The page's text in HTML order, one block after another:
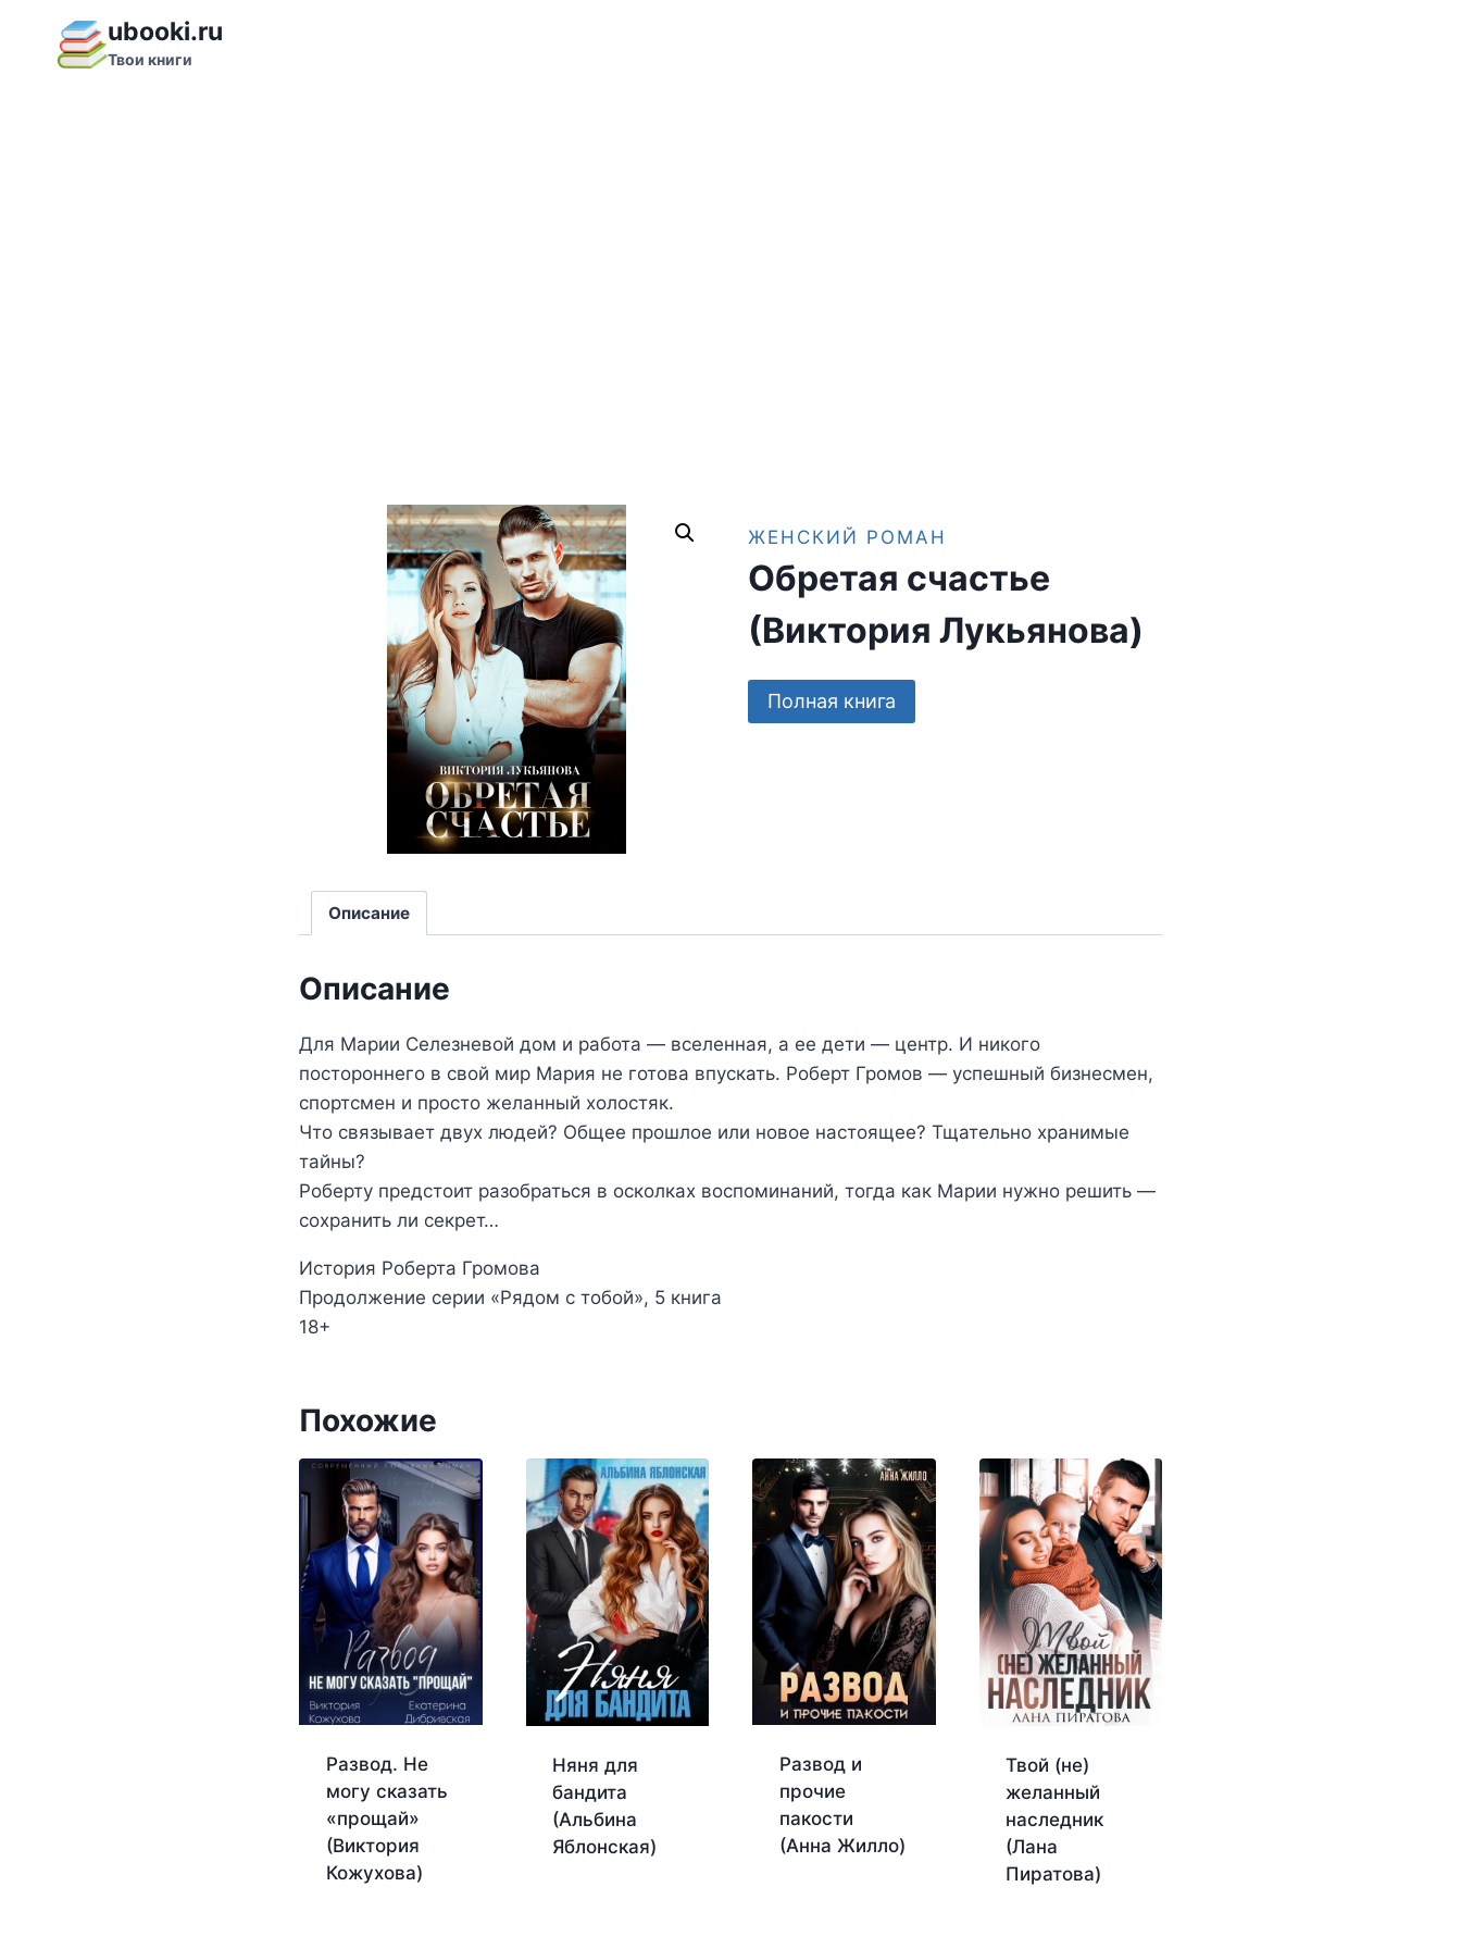
содержимому
ubooki.ru
Твои книги
ЖЕНСКИЙ РОМАН
Обретая счастье
(Виктория Лукьянова)
Полная книга
Описание
Описание
Для Марии Селезневой дом и работа — вселенная, а ее дети — центр. И никого
постороннего в свой мир Мария не готова впускать. Роберт Громов — успешный бизнесмен,
спортсмен и просто желанный холостяк.
Что связывает двух людей? Общее прошлое или новое настоящее? Тщательно хранимые
тайны?
Роберту предстоит разобраться в осколках воспоминаний, тогда как Марии нужно решить —
сохранить ли секрет…
История Роберта Громова
Продолжение серии «Рядом с тобой», 5 книга
18+
Похожие
Развод. Не
могу сказать
«прощай»
(Виктория
Кожухова)
Няня для
бандита
(Альбина
Яблонская)
Развод и
прочие
пакости
(Анна Жилло)
Твой (не)
желанный
наследник
(Лана
Пиратова)